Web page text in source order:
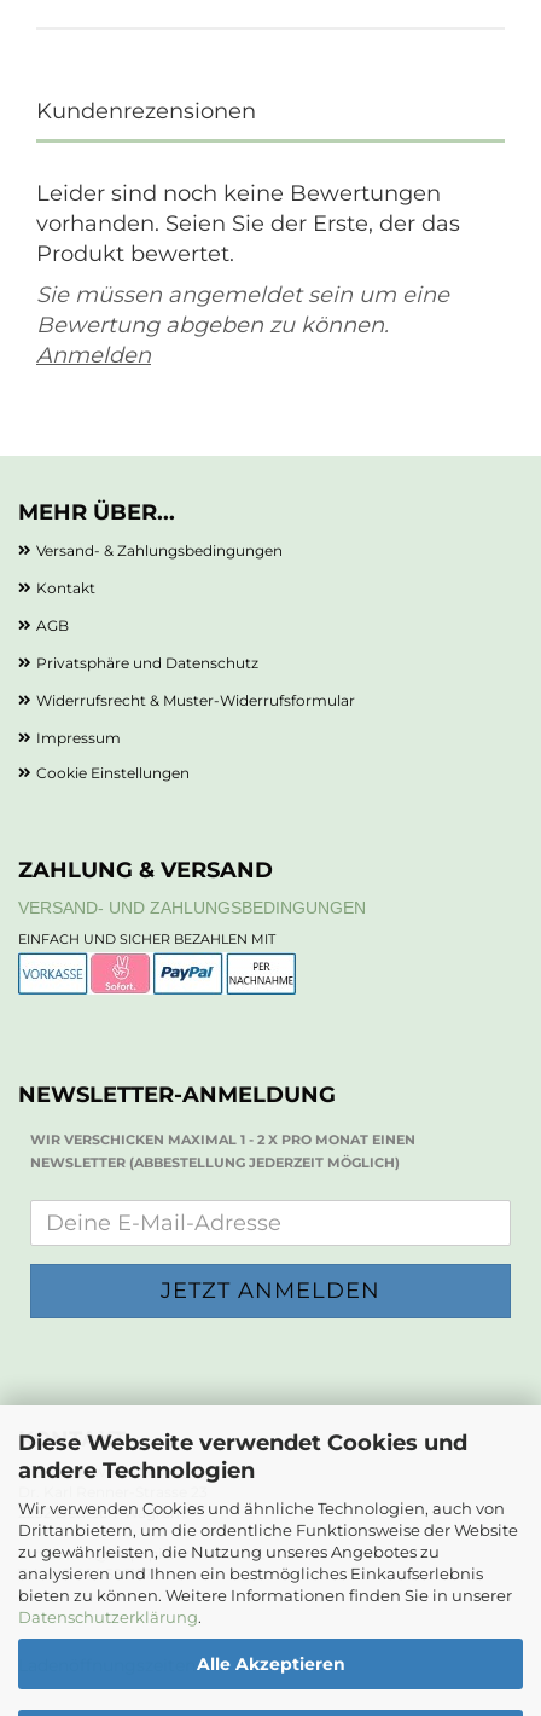
Diese Webseite verwendet Cookies und
andere Technologien
Wir verwenden Cookies und ähnliche Technologien, auch von
Drittanbietern, um die ordentliche Funktionsweise der Website
zu gewährleisten, die Nutzung unseres Angebotes zu
analysieren und Ihnen ein bestmögliches Einkaufserlebnis
bieten zu können. Weitere Informationen finden Sie in unserer
Datenschutzerklärung.
Alle Akzeptieren
Kundenrezensionen
Leider sind noch keine Bewertungen
vorhanden. Seien Sie der Erste, der das
Produkt bewertet.
Sie müssen angemeldet sein um eine
Bewertung abgeben zu können.
Anmelden
MEHR ÜBER...
Versand- & Zahlungsbedingungen
Kontakt
AGB
Privatsphäre und Datenschutz
Widerrufsrecht & Muster-Widerrufsformular
Impressum
Cookie Einstellungen
ZAHLUNG & VERSAND
VERSAND- UND ZAHLUNGSBEDINGUNGEN
EINFACH UND SICHER BEZAHLEN MIT
NEWSLETTER-ANMELDUNG
WIR VERSCHICKEN MAXIMAL 1 - 2 X PRO MONAT EINEN
NEWSLETTER (ABBESTELLUNG JEDERZEIT MÖGLICH)
KONTAKT
Die Papierwerkstatt
2232 Deutsch-Wagram
Email: info@diepapierwerkstatt.at
Tel. +43 664 5261978
Kontaktformular